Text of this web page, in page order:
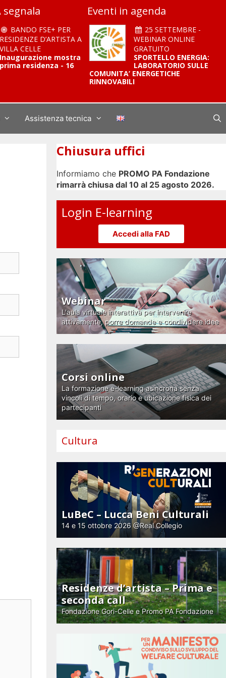
segnala
BANDO FSE+ PER
RESIDENZE D’ARTISTA A
VILLA CELLE
Inaugurazione mostra
prima residenza - 16
Eventi in agenda
25 SETTEMBRE -
WEBINAR ONLINE
GRATUITO
SPORTELLO ENERGIA:
LABORATORIO SULLE
COMUNITA’ ENERGETICHE
RINNOVABILI
Assistenza tecnica
Chiusura uffici
Informiamo che PROMO PA Fondazione
rimarrà chiusa dal 10 al 25 agosto 2026.
Login E-learning
Accedi alla FAD
Webinar
L'aula virtuale interattiva per intervenire
attivamente, porre domande e condividere idee
Corsi online
La formazione e-learning asincrona senza
vincoli di tempo, orario e ubicazione fisica dei
partecipanti
Cultura
LuBeC – Lucca Beni Culturali
14 e 15 ottobre 2026 @Real Collegio
Residenze d’artista – Prima e
seconda call
Fondazione Gori-Celle e Promo PA Fondazione